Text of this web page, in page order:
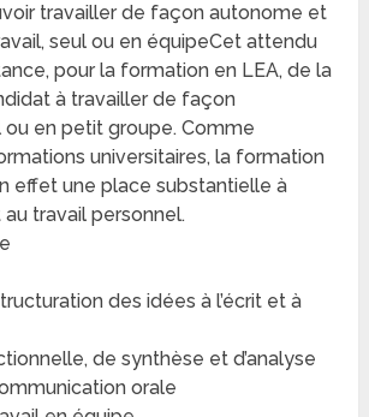
travailler de façon autonome et
seul ou en équipeCet attendu
pour la formation en LEA, de la
à travailler de façon
en petit groupe. Comme
universitaires, la formation
effet une place substantielle à
au travail personnel.
des idées à l’écrit et à
de synthèse et d’analyse
orale